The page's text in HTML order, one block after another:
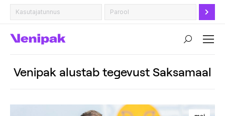
Search:
Venipak alustab tegevust Saksamaal